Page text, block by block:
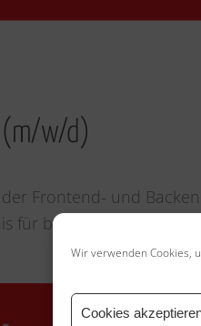
Wir verwenden Cookies,
Cookies
(m/w/d)
Frontend- und
für betriebliche